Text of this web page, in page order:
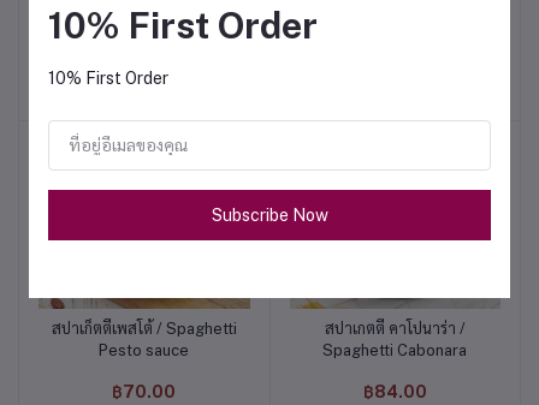
หยิบใส่ตะกร้า
สเต็กไก่ราดซอสเกรวี่ /
Chicken Steak and Gravy
฿84.00
สปาเกตตี้ อาราเบียดต้า มี
ทบอล / Spaghetti Arabiata
หยิบใส่ตะกร้า
สปาเก็ตตี้เพสโต้ / Spaghetti
Pesto sauce
฿70.00
หยิบใส่ตะกร้า
สปาเกตตี้ คาโปนาร่า /
Spaghetti Cabonara
฿84.00
10% First Order
10% First Order
Subscribe Now